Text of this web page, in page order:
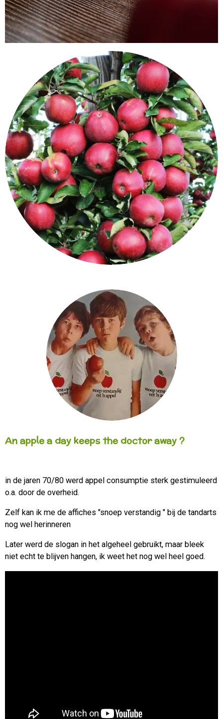
An apple a day keeps the doctor away ?
in de jaren 70/80 werd appel consumptie sterk gestimuleerd
o.a. door de overheid.
Zelf kan ik me de affiches "snoep verstandig " bij de tandarts
nog wel herinneren
Later werd de slogan in het algeheel gebruikt, maar bleek
niet echt te blijven hangen, ik weet het nog wel heel goed.